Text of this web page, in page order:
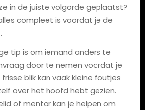
in de juiste volgorde geplaatst?
compleet is voordat je de
tip is om iemand anders te
door te nemen voordat je
blik kan vaak kleine foutjes
over het hoofd hebt gezien.
of mentor kan je helpen om